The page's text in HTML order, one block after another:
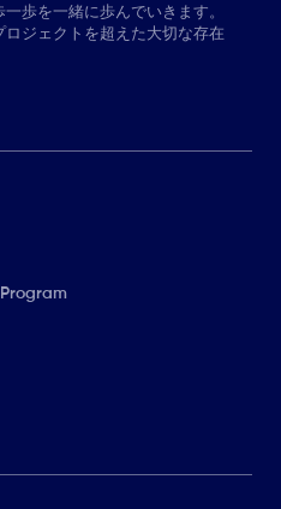
歩を一緒に歩んでいきます。
ジェクトを超えた大切な存在